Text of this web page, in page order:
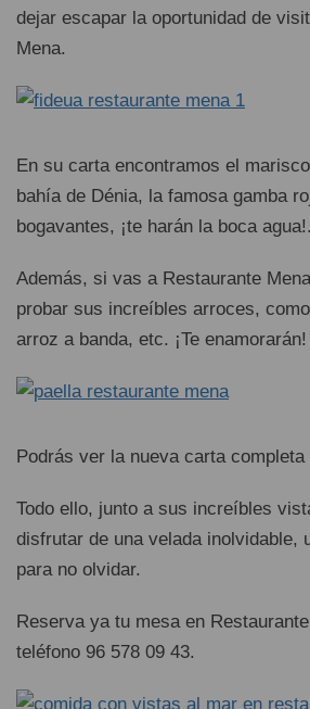
dejar escapar la oportunidad de
Mena.
En su carta encontramos el
bahía de Dénia, la famosa gamba
bogavantes, ¡te harán la boca agua!.
Además, si vas a Restaurante
probar sus increíbles arroces,
arroz a banda, etc. ¡Te enamorarán!
Podrás ver la nueva carta completa
Todo ello, junto a sus increíbles
disfrutar de una velada inolvidable,
para no olvidar.
Reserva ya tu mesa en
teléfono 96 578 09 43.